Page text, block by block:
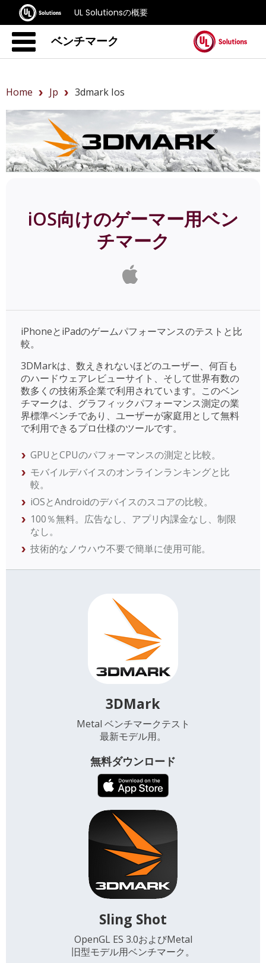
UL Solutionsの概要
ベンチマーク
Home Jp 3dmark Ios
iOS向けのゲーマー用ベン
チマーク
iPhoneとiPadのゲームパフォーマンスのテストと比
較。
3DMarkは、数えきれないほどのユーザー、何百も
のハードウェアレビューサイト、そして世界有数の
数多くの技術系企業で利用されています。このベン
チマークは、グラフィックパフォーマンス測定の業
界標準ベンチであり、ユーザーが家庭用として無料
で利用できるプロ仕様のツールです。
GPUとCPUのパフォーマンスの測定と比較。
モバイルデバイスのオンラインランキングと比
較。
iOSとAndroidのデバイスのスコアの比較。
100％無料。広告なし、アプリ内課金なし、制限
なし。
技術的なノウハウ不要で簡単に使用可能。
3DMark
Metal ベンチマークテスト
最新モデル用。
無料ダウンロード
Sling Shot
OpenGL ES 3.0およびMetal
旧型モデル用ベンチマーク。